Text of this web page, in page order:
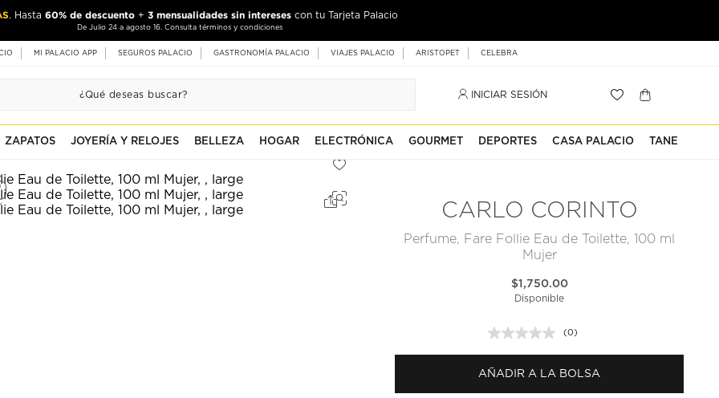
. Hasta 60% de descuento + 3 mensualidades sin intereses con tu Tarjeta Palacio
De Julio 24 a agosto 16. Consulta términos y condiciones
MI PALACIO APP SEGUROS PALACIO GASTRONOMÍA PALACIO VIAJES PALACIO ARISTOPET CELEBRA
INICIAR SESIÓN
ZAPATOS JOYERÍA Y RELOJES BELLEZA HOGAR ELECTRÓNICA GOURMET DEPORTES CASA PALACIO TANE
CARLO CORINTO
Perfume, Fare Follie Eau de Toilette, 100 ml
Mujer
$1,750.00
Disponible
Sin
puntuación.
en
la
(0)
AÑADIR A LA BOLSA